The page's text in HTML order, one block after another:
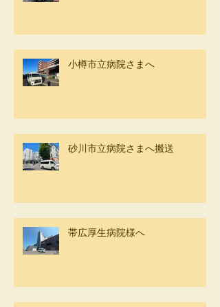
小樽市立病院さまへ
砂川市立病院さまへ搬送
帯広厚生病院様へ